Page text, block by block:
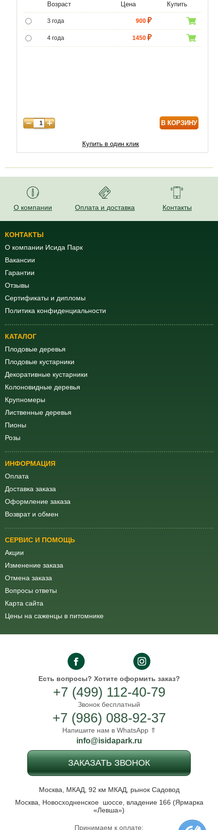
Возраст Цена Купить
3 года 900
4 года 1450
В КОРЗИНУ
Купить в один клик
О компании Оплата и доставка Контакты
КОНТАКТЫ
О компании Исида Парк
Вакансии
Гарантии
Отзывы
Сертификаты и дипломы
Политика конфиденциальности
КАТАЛОГ
Плодовые деревья
Плодовые кустарники
Декоративные кустарники
Колоновидные деревья
Крупномеры
Лиственные деревья
Пионы
Розы
ИНФОРМАЦИЯ
Оплата
Доставка заказа
Оформление заказа
Возврат и обмен
СЕРВИС И ПОМОЩЬ
Акции
Изменение заказа
Отмена заказа
Вопросы ответы
Карта сайта
Цены на саженцы в питомнике
Есть вопросы? Хотите оформить заказ?
+7 (499) 112-40-79
Звонок бесплатный
+7 (986) 088-92-37
Напишите нам в WhatsApp ⇑
info@isidapark.ru
ЗАКАЗАТЬ ЗВОНОК
Москва, МКАД, 92 км МКАД, рынок Садовод
Москва, Новосходненское шоссе, владение 166 (Ярмарка
«Левша»)
Принимаем к оплате: